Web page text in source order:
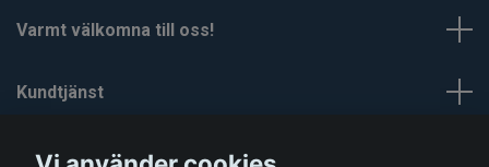
Varmt välkomna till oss!
Kundtjänst
Om Smartaskydd